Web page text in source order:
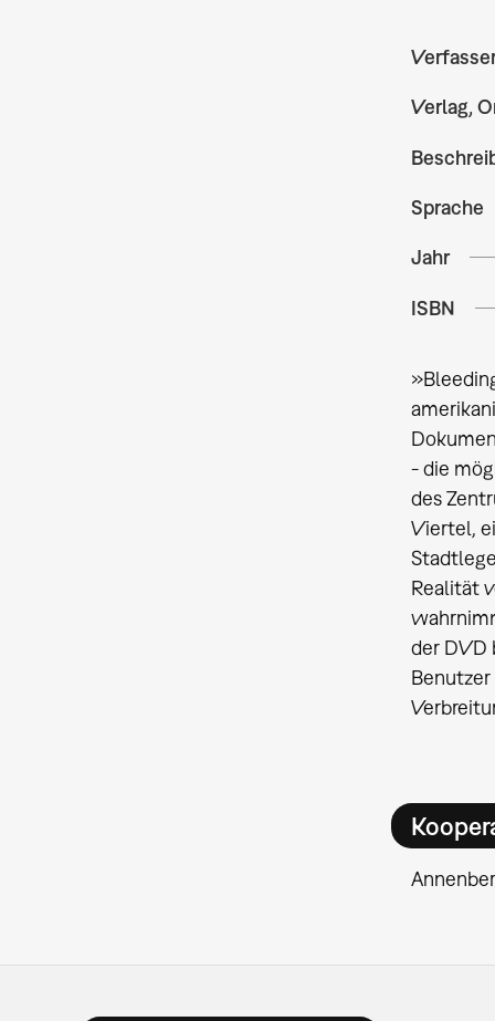
Verlag,
Sprache
Jahr
ISBN
- die
des
Viertel,
Realität
der DVD